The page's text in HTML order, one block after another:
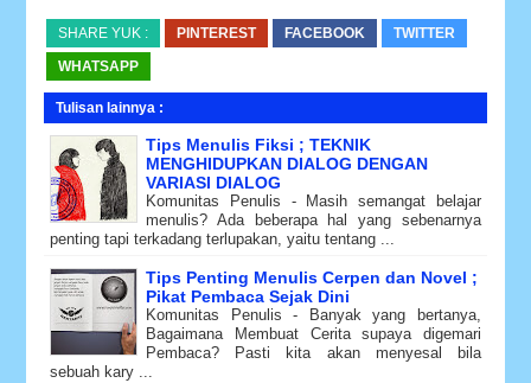
SHARE YUK : PINTEREST FACEBOOK
TWITTER
WHATSAPP
Tulisan lainnya :
Tips Menulis Fiksi ; TEKNIK
MENGHIDUPKAN DIALOG DENGAN
VARIASI DIALOG
Komunitas Penulis - Masih semangat belajar
menulis? Ada beberapa hal yang sebenarnya
penting tapi terkadang terlupakan, yaitu tentang ...
Tips Penting Menulis Cerpen dan Novel ;
Pikat Pembaca Sejak Dini
Komunitas Penulis - Banyak yang bertanya,
Bagaimana Membuat Cerita supaya digemari
Pembaca? Pasti kita akan menyesal bila
sebuah kary ...